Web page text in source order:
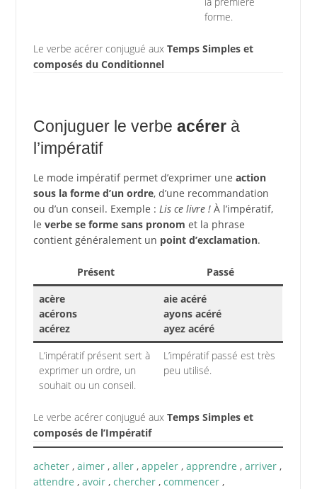
forme.
Le verbe acérer conjugué aux Temps Simples et
composés du Conditionnel
Conjuguer le verbe acérerà
l’impératif
Le mode impératif permet d’exprimer une action
sous la forme d’un ordre, d’une recommandation
ou d’un conseil. Exemple : Lis ce livre !À l’impératif,
le verbe se forme sans pronom et la phrase
contient généralement un point d’exclamation.
Présent
Passé
acère
acérons
acérez
aie acéré
ayons acéré
ayez acéré
L’impératif présent sert à
exprimer un ordre, un
souhait ou un conseil.
L’impératif passé est très
peu utilisé.
Le verbe acérer conjugué aux Temps Simples et
composés de l’Impératif
acheter, aimer, aller, appeler, apprendre , arriver,
attendre , avoir, chercher, commencer,